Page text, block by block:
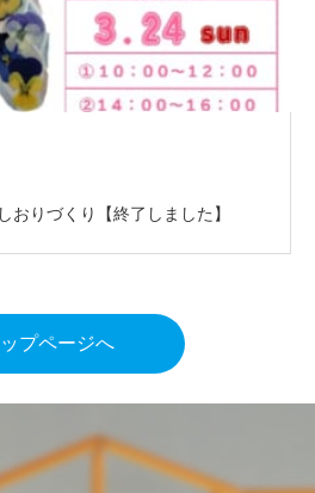
おりづくり【終了しました】
ップページへ